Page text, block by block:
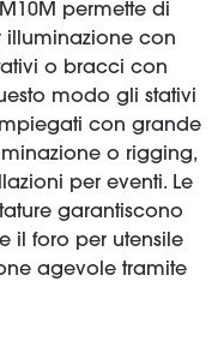
permette di
illuminazione con
o bracci con
modo gli stativi
con grande
o rigging,
per eventi. Le
garantiscono
il foro per utensile
agevole tramite